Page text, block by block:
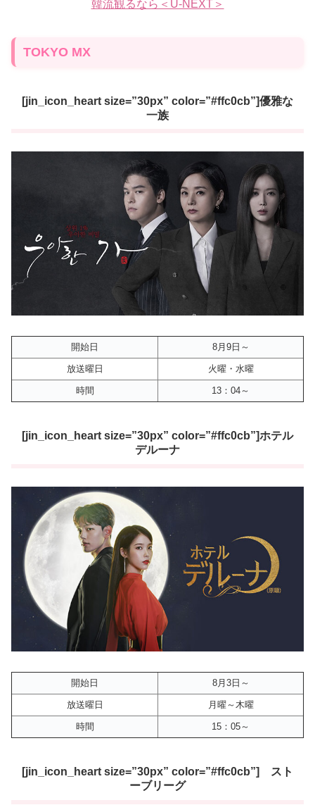
韓流観るなら＜U-NEXT＞
TOKYO MX
[jin_icon_heart size=”30px” color=”#ffc0cb”]優雅な
一族
開始日 8月9日～
放送曜日 火曜・水曜
時間 13：04～
[jin_icon_heart size=”30px” color=”#ffc0cb”]ホテル
デルーナ
開始日 8月3日～
放送曜日 月曜～木曜
時間 15：05～
[jin_icon_heart size=”30px” color=”#ffc0cb”] スト
ーブリーグ